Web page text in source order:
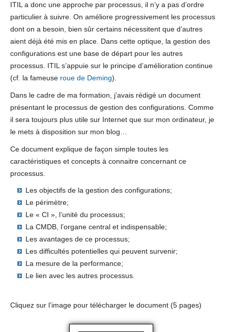
ITIL a donc une approche par processus, il n’y a pas d’ordre
particulier à suivre. On améliore progressivement les processus
dont on a besoin, bien sûr certains nécessitent que d’autres
aient déjà été mis en place. Dans cette optique, la gestion des
configurations est une base de départ pour les autres
processus. ITIL s’appuie sur le principe d’amélioration continue
(cf. la fameuse roue de Deming).
Dans le cadre de ma formation, j’avais rédigé un document
présentant le processus de gestion des configurations. Comme
il sera toujours plus utile sur Internet que sur mon ordinateur, je
le mets à disposition sur mon blog…
Ce document explique de façon simple toutes les
caractéristiques et concepts à connaitre concernant ce
processus.
Les objectifs de la gestion des configurations;
Le périmètre;
Le « CI », l’unité du processus;
La CMDB, l’organe central et indispensable;
Les avantages de ce processus;
Les difficultés potentielles qui peuvent survenir;
La mesure de la performance;
Le lien avec les autres processus.
Cliquez sur l’image pour télécharger le document (5 pages)